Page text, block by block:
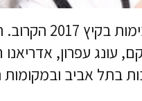
הפקת ילדים חדשה
עונג עפרון,
בתל אביב ובמקומות